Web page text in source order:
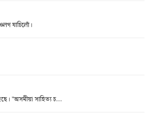
যাচিলোঁ।
"অসমীয়া সাহিত্য চ...